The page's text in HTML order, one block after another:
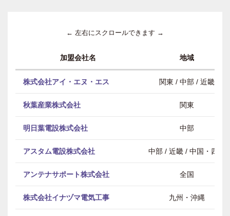
← 左右にスクロールできます →
加盟会社名 地域
株式会社アイ・エヌ・エス 関東 / 中部 / 近畿
秋葉産業株式会社 関東
明日葉電設株式会社 中部
アスタム電設株式会社 中部 / 近畿 / 中国・四国
アンテナサポート株式会社 全国
株式会社イナヅマ電気工事 九州・沖縄